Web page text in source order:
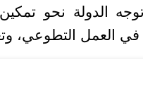
الدولة نحو
في العمل التطوعي،